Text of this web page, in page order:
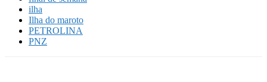
ilha
Ilha do maroto
PETROLINA
PNZ